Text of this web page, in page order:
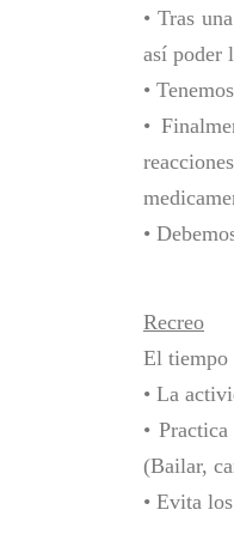
• Tras
así poder
•
•
•
Recreo
El tiempo
• La
•
(Bailar,
• Evita